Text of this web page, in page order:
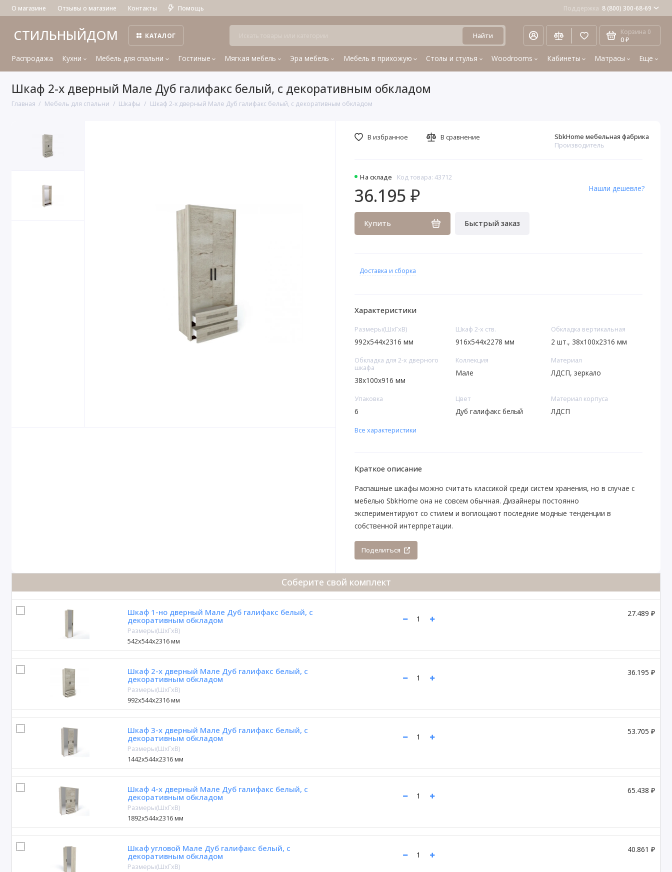
О магазине Отзывы о магазине Контакты Помощь Поддержка 8 (800) 300-68-69
СТИЛЬНЫЙДОМ КАТАЛОГ Найти Корзина 0
0 ₽
Распродажа Кухни Мебель для спальни Гостиные Мягкая мебель Эра мебель Мебель в прихожую Столы и стулья Woodrooms Кабинеты Матрасы Еще
Шкаф 2-х дверный Мале Дуб галифакс белый, с декоративным обкладом
Главная Мебель для спальни Шкафы Шкаф 2-х дверный Мале Дуб галифакс белый, с декоративным обкладом
На складе Код товара: 43712
SbkHome мебельная фабрика
Производитель
36.195 ₽
Купить Быстрый заказ
Нашли дешевле?
В избранное В сравнение
Доставка и сборка
Характеристики
Размеры(ШxГxВ)
992х544х2316 мм
Шкаф 2-х ств.
916х544х2278 мм
Обкладка вертикальная
2 шт., 38х100х2316 мм
Обкладка для 2-х дверного
шкафа
38х100х916 мм
Коллекция
Мале
Материал
ЛДСП, зеркало
Упаковка
6
Цвет
Дуб галифакс белый
Материал корпуса
ЛДСП
Все характеристики
Краткое описание
Распашные шкафы можно считать классикой среди систем хранения, но в случае с
мебелью SbkHome она не совсем обычная. Дизайнеры постоянно
экспериментируют со стилем и воплощают последние модные тенденции в
собственной интерпретации.
Поделиться
Соберите свой комплект
Шкаф 1-но дверный Мале Дуб галифакс белый, с
декоративным обкладом
Размеры(ШxГxВ)
542х544х2316 мм
27.489 ₽
Шкаф 2-х дверный Мале Дуб галифакс белый, с
декоративным обкладом
Размеры(ШxГxВ)
992х544х2316 мм
36.195 ₽
Шкаф 3-х дверный Мале Дуб галифакс белый, с
декоративным обкладом
Размеры(ШxГxВ)
1442х544х2316 мм
53.705 ₽
Шкаф 4-х дверный Мале Дуб галифакс белый, с
декоративным обкладом
Размеры(ШxГxВ)
1892х544х2316 мм
65.438 ₽
Шкаф угловой Мале Дуб галифакс белый, с
декоративным обкладом
Размеры(ШxГxВ)
40.861 ₽